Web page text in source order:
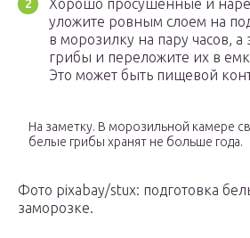
Хорошо просушенные и
уложите ровным слоем на
в морозилку на пару часов, а
грибы и переложите их в
Это может быть пищевой
На заметку. В морозильной камере
белые грибы хранят не больше года.
Фото pixabay/stux: подготовка
заморозке.